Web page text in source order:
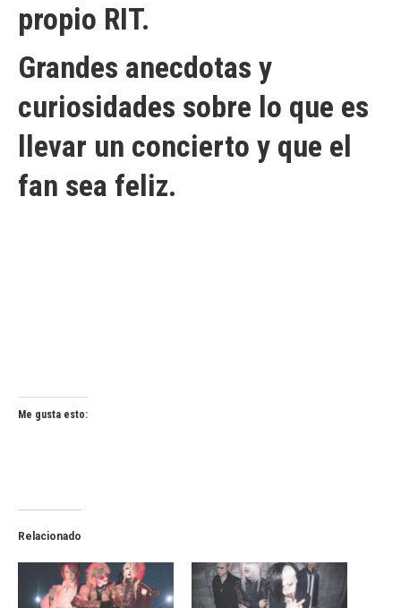
propio RIT.
Grandes anecdotas y
curiosidades sobre lo que es
llevar un concierto y que el
fan sea feliz.
Me gusta esto:
Relacionado